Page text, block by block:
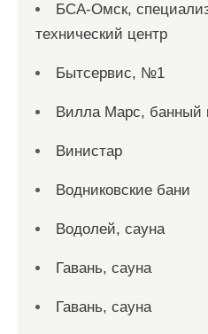
БСА-Омск,
технический центр
Бытсервис, №1
Вилла Марс, банный
Винистар
Водниковские бани
Водолей, сауна
Гавань, сауна
Гавань, сауна